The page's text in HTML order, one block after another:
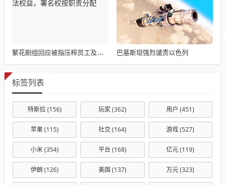
繁花剧组回应被指压榨员工及署名权争议，维护创作者合法权益，署名权按职责分配 巴基斯坦强烈谴责以色列
标签列表
特斯拉(156) 玩家(362) 用户 (451)
苹果(115) 社交(164) 游戏(527)
小米(354) 平台 (168) 亿元(119)
伊朗 (126) 美国 (137) 万元(323)